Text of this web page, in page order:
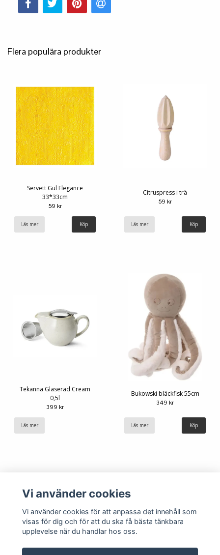
Flera populära produkter
Servett Gul Elegance
33*33cm
59 kr
Läs mer
Citruspress i trä
59 kr
Läs mer
Tekanna Glaserad Cream
0,5l
399 kr
Läs mer
Bukowski bläckfisk 55cm
349 kr
Läs mer
Vi använder cookies
Vi använder cookies för att anpassa det innehåll som
visas för dig och för att du ska få bästa tänkbara
upplevelse när du handlar hos oss.